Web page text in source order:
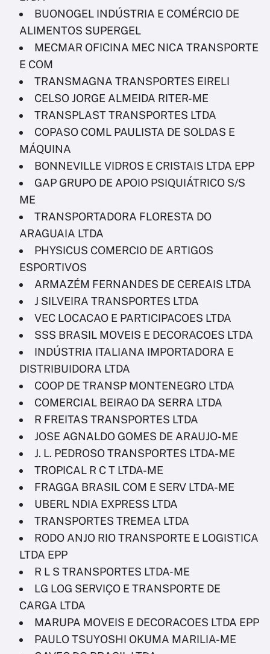
BUONOGEL INDÚSTRIA E COMÉRCIO DE
ALIMENTOS SUPERGEL
MECMAR OFICINA MEC NICA TRANSPORTE
E COM
TRANSMAGNA TRANSPORTES EIRELI
CELSO JORGE ALMEIDA RITER-ME
TRANSPLAST TRANSPORTES LTDA
COPASO COML PAULISTA DE SOLDAS E
MÁQUINA
BONNEVILLE VIDROS E CRISTAIS LTDA EPP
GAP GRUPO DE APOIO PSIQUIÁTRICO S/S
ME
TRANSPORTADORA FLORESTA DO
ARAGUAIA LTDA
PHYSICUS COMERCIO DE ARTIGOS
ESPORTIVOS
ARMAZÉM FERNANDES DE CEREAIS LTDA
J SILVEIRA TRANSPORTES LTDA
VEC LOCACAO E PARTICIPACOES LTDA
SSS BRASIL MOVEIS E DECORACOES LTDA
INDÚSTRIA ITALIANA IMPORTADORA E
DISTRIBUIDORA LTDA
COOP DE TRANSP MONTENEGRO LTDA
COMERCIAL BEIRAO DA SERRA LTDA
R FREITAS TRANSPORTES LTDA
JOSE AGNALDO GOMES DE ARAUJO-ME
J. L. PEDROSO TRANSPORTES LTDA-ME
TROPICAL R C T LTDA-ME
FRAGGA BRASIL COM E SERV LTDA-ME
UBERL NDIA EXPRESS LTDA
TRANSPORTES TREMEA LTDA
RODO ANJO RIO TRANSPORTE E LOGISTICA
LTDA EPP
R L S TRANSPORTES LTDA-ME
LG LOG SERVIÇO E TRANSPORTE DE
CARGA LTDA
MARUPA MOVEIS E DECORACOES LTDA EPP
PAULO TSUYOSHI OKUMA MARILIA-ME